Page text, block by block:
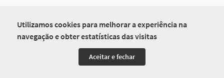
Utilizamos cookies para melhorar a experiência na
navegação e obter estatísticas das visitas
Aceitar e fechar